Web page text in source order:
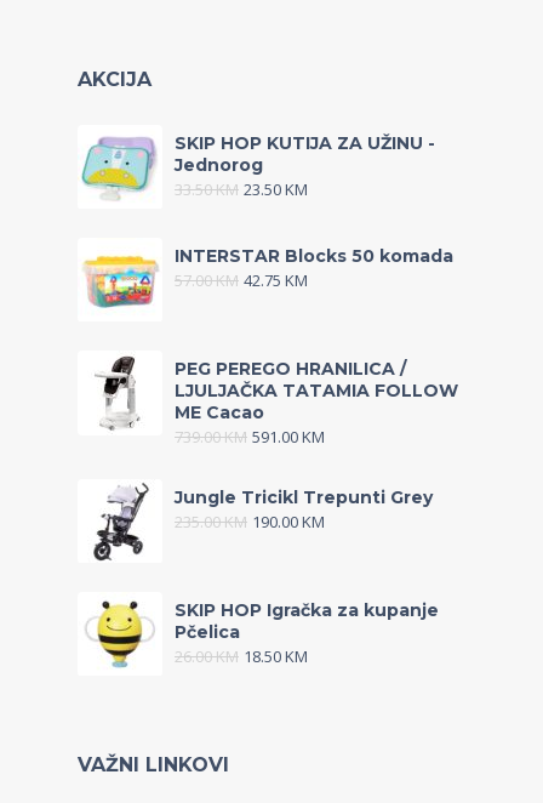
AKCIJA
SKIP HOP KUTIJA ZA UŽINU -
Jednorog
33.50KM 23.50KM
INTERSTAR Blocks 50 komada
57.00KM 42.75 KM
PEG PEREGO HRANILICA /
LJULJAČKA TATAMIA FOLLOW
ME Cacao
739.00KM 591.00KM
Jungle Tricikl Trepunti Grey
235.00KM 190.00KM
SKIP HOP Igračka za kupanje
Pčelica
26.00KM 18.50KM
VAŽNI LINKOVI